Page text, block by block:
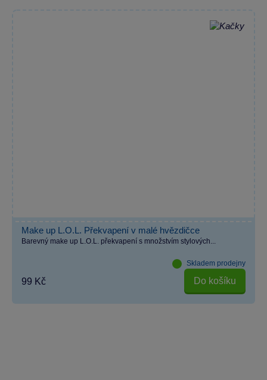
Make up L.O.L. Překvapení v malé hvězdičce
Barevný make up L.O.L. překvapení s množstvím stylových...
Skladem prodejny
99 Kč Do košíku